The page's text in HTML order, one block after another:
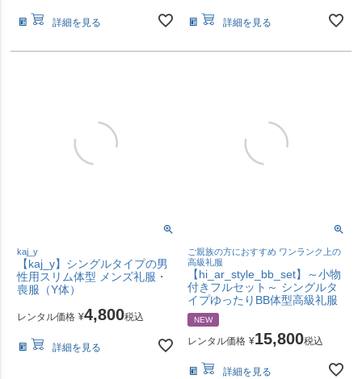
詳細を見る 詳細を見る
kaj_y
【kaj_y】シングルタイプの男
性用スリム体型 メンズ礼服・
喪服（Y体）
レンタル価格 ¥4,800税込
詳細を見る
ご親族の方におすすめ ワンランク上の
高級礼服
【hi_ar_style_bb_set】～小物
付きフルセット～ シングルタ
イプゆったりBB体型高級礼服
NEW
レンタル価格 ¥15,800税込
詳細を見る